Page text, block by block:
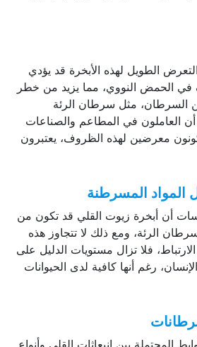
الطويل لهذه الأبخرة قد يؤدي
الحمض النووي، مما يزيد من خطر
من السرطان، مثل سرطان الرئة
أن العاملون في المطاعم والصناعات
يكونون معرضين لهذه الظروف، يعتبرون
المواد المسرطنة
أن أبخرة زيوت القلي قد تكون من
الرئة، ومع ذلك لا تتجاوز هذه
فلا تزال مستويات الدليل على
رغم أنها كافية لدى الحيوانات
المحتملة بين انبعاثات القلي وأنواع